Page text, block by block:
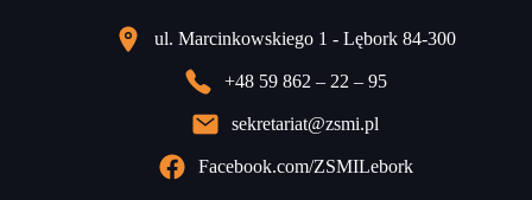
ul. Marcinkowskiego 1 - Lębork 84-300
+48 59 862 – 22 – 95
sekretariat@zsmi.pl
Facebook.com/ZSMILebork